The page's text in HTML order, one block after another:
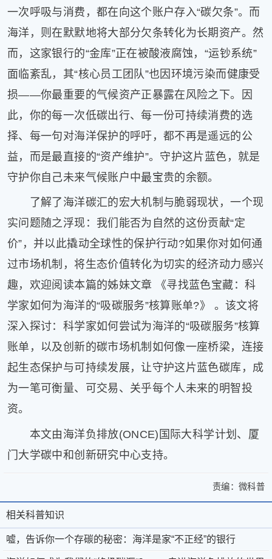
一次呼吸与消费，都在向这个账户存入“碳欠条”。而
海洋，则在默默地将大部分欠条转化为长期资产。然
而，这家银行的“金库”正在被酸液腐蚀，“运钞系统”
面临紊乱，其“核心员工团队”也因环境污染而健康受
损——你最重要的气候资产正暴露在风险之下。因
此，你的每一次低碳出行、每一份可持续消费的选
择、每一句对海洋保护的呼吁，都不再是遥远的公
益，而是最直接的“资产维护”。守护这片蓝色，就是
守护你自己未来气候账户中最宝贵的余额。
了解了海洋碳汇的宏大机制与脆弱现状，一个现
实问题随之浮现：我们能否为自然的这份贡献“定
价”，并以此撬动全球性的保护行动?如果你对如何通
过市场机制，将生态价值转化为切实的经济动力感兴
趣，欢迎阅读本篇的姊妹文章 《寻找蓝色宝藏：科
学家如何为海洋的“吸碳服务”核算账单?》 。该文将
深入探讨：科学家如何尝试为海洋的“吸碳服务”核算
账单，以及创新的碳市场机制如何像一座桥梁，连接
起生态保护与可持续发展，让守护这片蓝色碳库，成
为一笔可衡量、可交易、关乎每个人未来的明智投
资。
本文由海洋负排放(ONCE)国际大科学计划、厦
门大学碳中和创新研究中心支持。
责编： 微科普
嘘，
告
诉
>
相
关
嘘，
告
诉
你
关
于
微
相关科普知识
嘘，告诉你一个存碳的秘密：海洋是家“不正经”的银行